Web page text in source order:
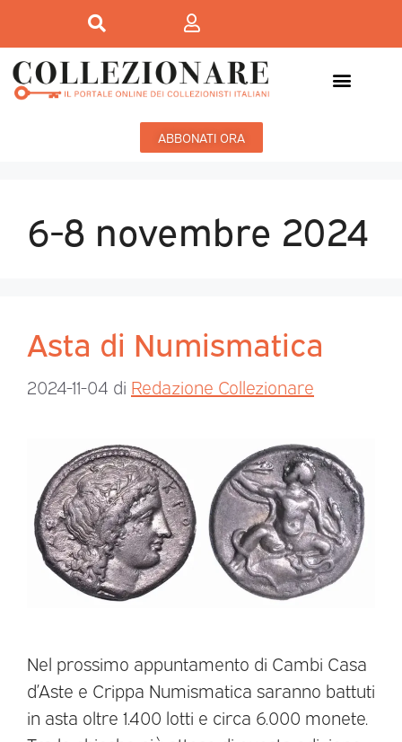
ABBONATI ORA
6-8 novembre 2024
Asta di Numismatica
2024-11-04 di Redazione Collezionare
Nel prossimo appuntamento di Cambi Casa
d’Aste e Crippa Numismatica saranno battuti
in asta oltre 1.400 lotti e circa 6.000 monete.